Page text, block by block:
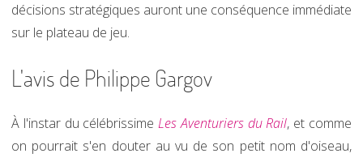
décisions stratégiques auront une conséquence immédiate
sur le plateau de jeu.
L'avis de Philippe Gargov
À l'instar du célébrissimeLes Aventuriers du Rail, et comme
on pourrait s'en douter au vu de son petit nom d'oiseau,